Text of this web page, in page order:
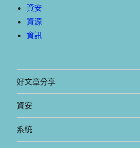
資安
資源
資訊
好文章分享
資安
系統